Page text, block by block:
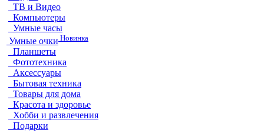
ТВ и Видео
Компьютеры
Умные часы
Умные очки Новинка
Планшеты
Фототехника
Аксессуары
Бытовая техника
Товары для дома
Красота и здоровье
Хобби и развлечения
Подарки